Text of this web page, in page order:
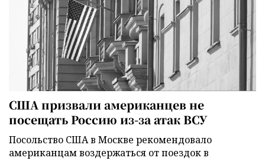
США призвали американцев не
посещать Россию из-за атак ВСУ
Посольство США в Москве рекомендовало
американцам воздержаться от поездок в